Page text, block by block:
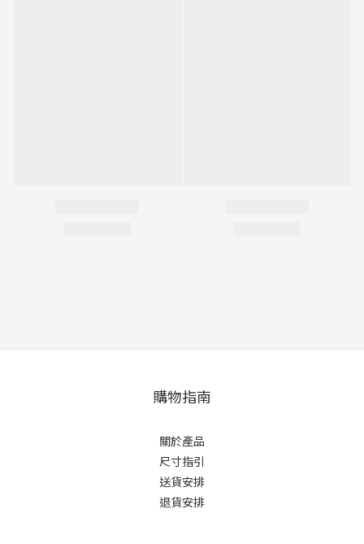
購物指南
關於產品
尺寸指引
送貨安排
退貨安排